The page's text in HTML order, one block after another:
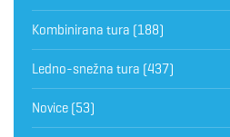
Kombinirana tura (188)
Ledno-snežna tura (437)
Novice (53)